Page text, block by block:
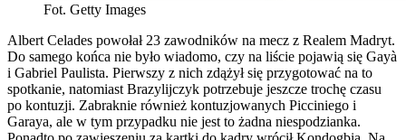
Fot. Getty Images
Albert Celades powołał 23 zawodników na mecz z Realem Madryt.
Do samego końca nie było wiadomo, czy na liście pojawią się Gayà
i Gabriel Paulista. Pierwszy z nich zdążył się przygotować na to
spotkanie, natomiast Brazylijczyk potrzebuje jeszcze trochę czasu
po kontuzji. Zabraknie również kontuzjowanych Picciniego i
Garaya, ale w tym przypadku nie jest to żadna niespodzianka.